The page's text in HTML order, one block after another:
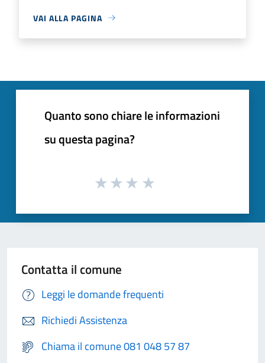
VAI ALLA PAGINA
Quanto sono chiare le informazioni
su questa pagina?
Contatta il comune
Leggi le domande frequenti
Richiedi Assistenza
Chiama il comune 081 048 57 87